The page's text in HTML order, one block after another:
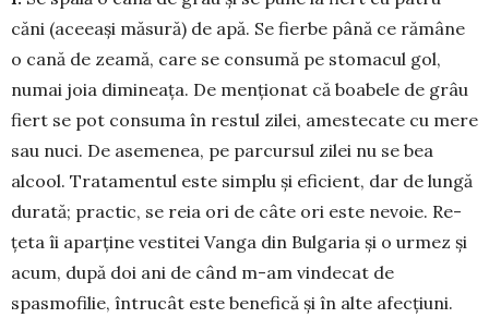
căni (aceeași măsură) de apă. Se fierbe până ce rămâne
o cană de zeamă, care se consumă pe sto­macul gol,
numai joia dimineața. De menționat că boabele de grâu
fiert se pot consuma în restul zi­lei, amestecate cu mere
sau nuci. De asemenea, pe parcursul zilei nu se bea
alcool. Tra­ta­mentul este simplu și eficient, dar de lungă
durată; prac­tic, se reia ori de câte ori este nevoie. Re­
țeta îi aparține ves­­titei Vanga din Bulgaria și o urmez și
acum, după doi ani de când m-am vindecat de
spasmofilie, în­trucât este be­nefică și în alte afecțiuni.